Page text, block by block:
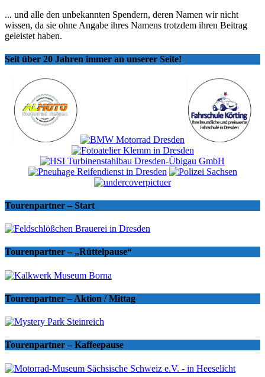
... und alle den unbekannten Spendern, deren Namen wir nicht
wissen, da sie ohne Angabe ihres Namens trotzdem ihren Beitrag
geleistet haben.
Seit über 20 Jahren immer an unserer Seite!
Tourenpartner – Start
Tourenpartner – „Rüttelpause“
Tourenpartner – Aktion / Mittag
Tourenpartner – Kaffeepause